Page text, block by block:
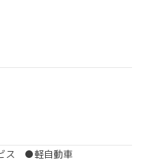
ス ●軽自動車